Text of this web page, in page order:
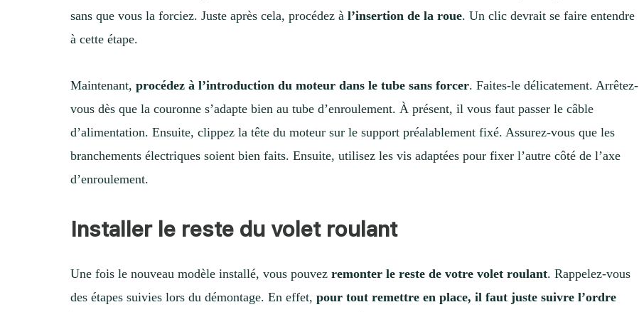
sans que vous la forciez. Juste après cela, procédez à l’insertion de la roue. Un clic devrait se faire entendre
à cette étape.
Maintenant,procédez à l’introduction du moteur dans le tube sans forcer. Faites-le délicatement. Arrêtez-
vous dès que la couronne s’adapte bien au tube d’enroulement. À présent, il vous faut passer le câble
d’alimentation. Ensuite, clippez la tête du moteur sur le support préalablement fixé. Assurez-vous que les
branchements électriques soient bien faits. Ensuite, utilisez les vis adaptées pour fixer l’autre côté de l’axe
d’enroulement.
Installer le reste du volet roulant
Une fois le nouveau modèle installé, vous pouvez remonter le reste de votre volet roulant. Rappelez-vous
des étapes suivies lors du démontage. En effet,pour tout remettre en place, il faut juste suivre l’ordre